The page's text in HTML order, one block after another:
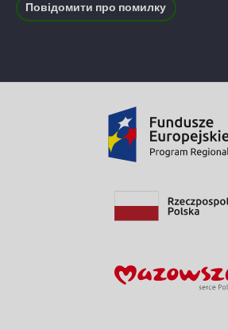
Повідомити про помилку